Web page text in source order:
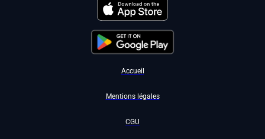
Accueil
Mentions légales
CGU